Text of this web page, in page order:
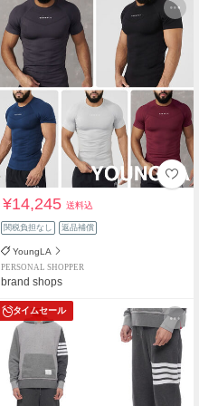
¥14,245送料込
関税負担なし 返品補償
YoungLA
PERSONAL SHOPPER
brand shops
タイムセール